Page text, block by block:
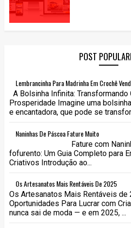
POST
Lembrancinha Para Madrinha Em Crochê
A Bolsinha Infinita: Transformando
Prosperidade Imagine uma
e encantadora, que pode se
Naninhas De Páscoa Fature Muito
Fature com Naninhas
fofurento: Um Guia Completo para
Criativos Introdução ao...
Os Artesanatos Mais Rentáveis De 2025
Os Artesanatos Mais Rentáveis de
Oportunidades Para Lucrar com
nunca sai de moda — e em 2025, ...